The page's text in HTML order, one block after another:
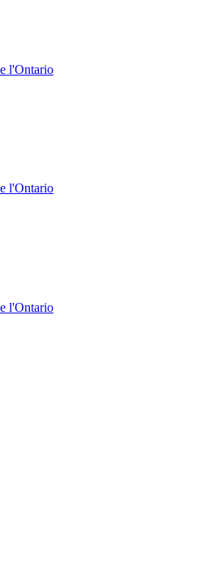
l'Ontario
l'Ontario
l'Ontario